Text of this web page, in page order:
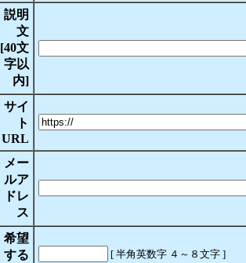
説明
文
[40文
字以
内]
サイ
ト
URL
メー
ルア
ドレ
ス
希望
する
[ 半角英数字 ４～８文字 ]